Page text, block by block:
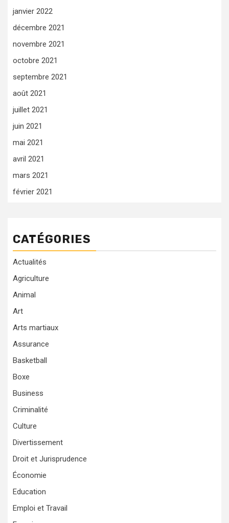
janvier 2022
décembre 2021
novembre 2021
octobre 2021
septembre 2021
août 2021
juillet 2021
juin 2021
mai 2021
avril 2021
mars 2021
février 2021
CATÉGORIES
Actualités
Agriculture
Animal
Art
Arts martiaux
Assurance
Basketball
Boxe
Business
Criminalité
Culture
Divertissement
Droit et Jurisprudence
Économie
Education
Emploi et Travail